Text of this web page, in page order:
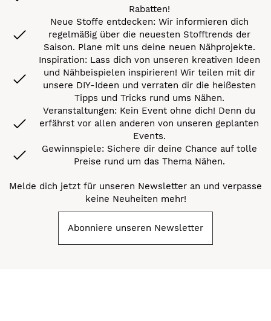
Rabatten!
Neue Stoffe entdecken: Wir informieren dich
regelmäßig über die neuesten Stofftrends der
Saison. Plane mit uns deine neuen Nähprojekte.
Inspiration: Lass dich von unseren kreativen Ideen
und Nähbeispielen inspirieren! Wir teilen mit dir
unsere DIY-Ideen und verraten dir die heißesten
Tipps und Tricks rund ums Nähen.
Veranstaltungen: Kein Event ohne dich! Denn du
erfährst vor allen anderen von unseren geplanten
Events.
Gewinnspiele: Sichere dir deine Chance auf tolle
Preise rund um das Thema Nähen.
Melde dich jetzt für unseren Newsletter an und verpasse
keine Neuheiten mehr!
Abonniere unseren Newsletter